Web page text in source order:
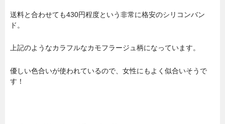
送料と合わせても430円程度という非常に格安のシリコンバン
ド。
上記のようなカラフルなカモフラージュ柄になっています。
優しい色合いが使われているので、女性にもよく似合いそうで
す！